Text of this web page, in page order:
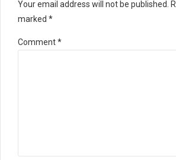
Your email address will not be published.
marked *
Comment*